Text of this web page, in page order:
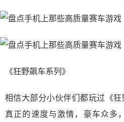
《狂野飙车系列》
相信大部分小伙伴们都玩过《
真正的速度与激情，豪车众多